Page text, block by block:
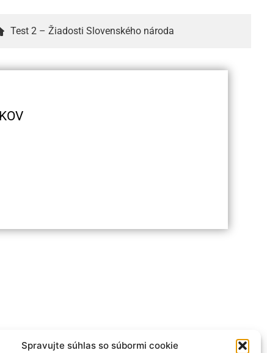
Spravujte súhlas so súbormi cookie
Test 2 – Žiadosti Slovenského národa